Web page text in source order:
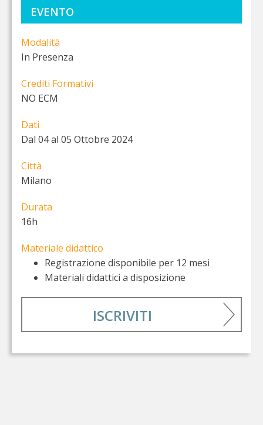
EVENTO
Modalità
In Presenza
Crediti Formativi
NO ECM
Dati
Dal 04 al 05 Ottobre 2024
Città
Milano
Durata
16h
Materiale didattico
Registrazione disponibile per 12 mesi
Materiali didattici a disposizione
ISCRIVITI